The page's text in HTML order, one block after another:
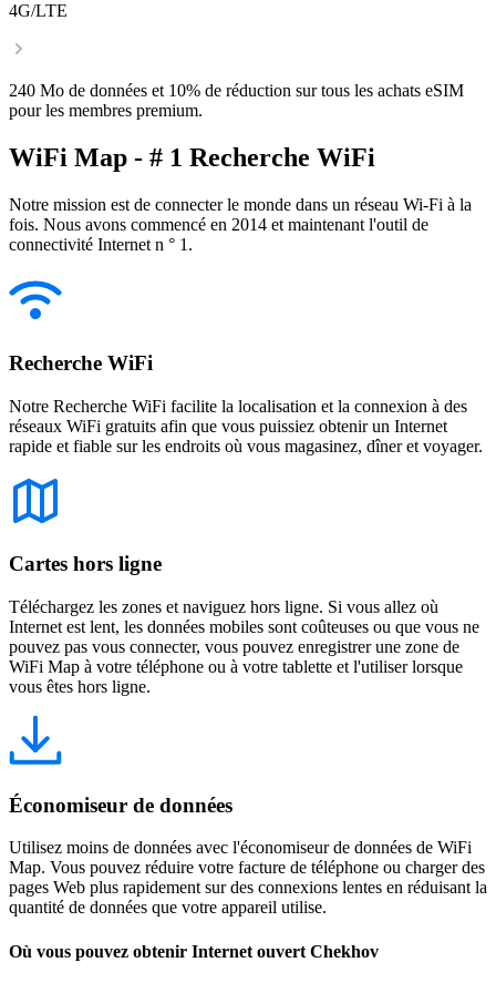
4G/LTE
240 Mo de données et 10% de réduction sur tous les achats eSIM
pour les membres premium.
WiFi Map - # 1 Recherche WiFi
Notre mission est de connecter le monde dans un réseau Wi-Fi à la
fois. Nous avons commencé en 2014 et maintenant l'outil de
connectivité Internet n ° 1.
Recherche WiFi
Notre Recherche WiFi facilite la localisation et la connexion à des
réseaux WiFi gratuits afin que vous puissiez obtenir un Internet
rapide et fiable sur les endroits où vous magasinez, dîner et voyager.
Cartes hors ligne
Téléchargez les zones et naviguez hors ligne. Si vous allez où
Internet est lent, les données mobiles sont coûteuses ou que vous ne
pouvez pas vous connecter, vous pouvez enregistrer une zone de
WiFi Map à votre téléphone ou à votre tablette et l'utiliser lorsque
vous êtes hors ligne.
Économiseur de données
Utilisez moins de données avec l'économiseur de données de WiFi
Map. Vous pouvez réduire votre facture de téléphone ou charger des
pages Web plus rapidement sur des connexions lentes en réduisant la
quantité de données que votre appareil utilise.
Où vous pouvez obtenir Internet ouvert Chekhov